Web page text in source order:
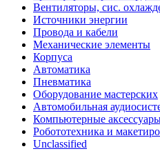
Вентиляторы, сис.
Источники энергии
Провода и кабели
Механические элементы
Корпуса
Автоматика
Пневматика
Оборудование мастерских
Автомобильная
Компьютерные
Робототехника и
Unclassified